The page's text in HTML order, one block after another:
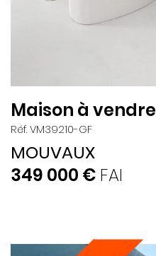
Maison à vendre
Réf. VM39210-GF
MOUVAUX
349 000 € FAI